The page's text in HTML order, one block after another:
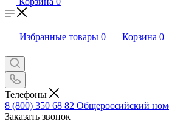
Избранные товары 0 Корзина 0
Телефоны
8 (800) 350 68 82 Общероссийский
Заказать звонок